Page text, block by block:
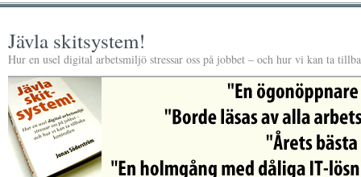
Jävla skitsystem!
Hur en usel digital arbetsmiljö stressar oss på jobbet – och hur vi kan ta